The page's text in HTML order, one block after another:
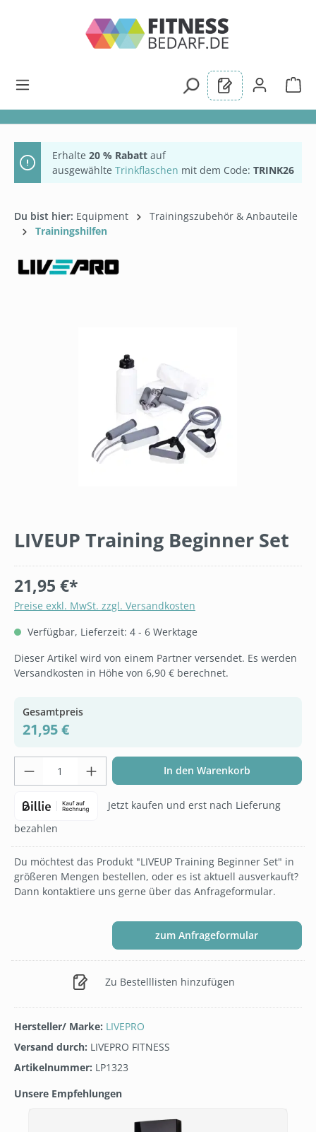
Erhalte 20 % Rabatt auf
ausgewählte Trinkflaschen mit dem Code: TRINK26
Du bist hier: Equipment
Trainingszubehör & Anbauteile
Trainingshilfen
LIVEUP Training Beginner Set
21,95 €*
Preise exkl. MwSt. zzgl. Versandkosten
Verfügbar, Lieferzeit: 4 - 6 Werktage
Dieser Artikel wird von einem Partner versendet. Es werden
Versandkosten in Höhe von 6,90 € berechnet.
Gesamtpreis
21,95 €
Produkt Anzahl: Gib den gewünschten
In den Warenkorb
Jetzt kaufen und erst nach Lieferung
bezahlen
Du möchtest das Produkt "LIVEUP Training Beginner Set" in
größeren Mengen bestellen, oder es ist aktuell ausverkauft?
Dann kontaktiere uns gerne über das Anfrageformular.
zum Anfrageformular
Zu Bestelllisten hinzufügen
Hersteller/ Marke: LIVEPRO
Versand durch: LIVEPRO FITNESS
Artikelnummer: LP1323
Unsere Empfehlungen